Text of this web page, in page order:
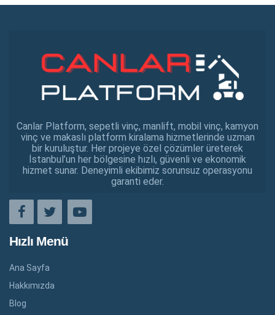
Canlar Platform, sepetli vinç, manlift, mobil vinç, kamyon
vinç ve makaslı platform kiralama hizmetlerinde uzman
bir kuruluştur. Her projeye özel çözümler üreterek
İstanbul’un her bölgesine hızlı, güvenli ve ekonomik
hizmet sunar. Deneyimli ekibimiz sorunsuz operasyonu
garanti eder.
Hızlı Menü
Ana Sayfa
Hakkımızda
Blog